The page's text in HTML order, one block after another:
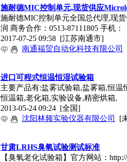
施耐德MIC控制单元,现货供应
施耐德MIC控制单元全国总代理,现
润 商务合作：0513-87111805 手机：
2017-07-25 09:58 [江苏南通市]
南通福贸自动化科技有限公司
进口可程式恒温恒湿试验箱
主要产品有:盐雾试验箱,盐雾箱,恒
恒温箱,老化箱,实验设备,精密烘箱,
2013-05-24 09:24 [全国]
沈阳林频实验仪器有限公司
[
甘肃LRHS臭氧试验测试标准
【臭氧老化试验箱】官方网站：